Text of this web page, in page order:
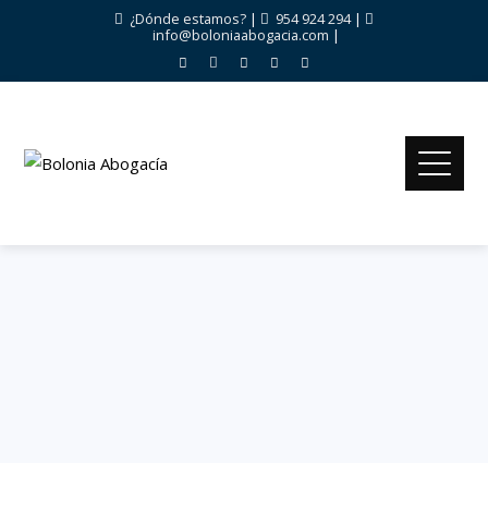
¿Dónde estamos? | 954 924 294|
info@boloniaabogacia.com |